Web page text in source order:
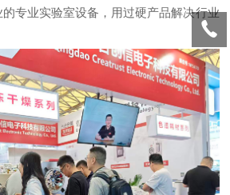
专业实验室设备，用过硬产品解决行业